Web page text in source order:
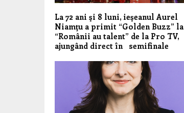
La 72 ani şi 8 luni, ieşeanul Aurel
Niamţu a primit “Golden Buzz” la
“Românii au talent” de la Pro TV,
ajungând direct în semifinale